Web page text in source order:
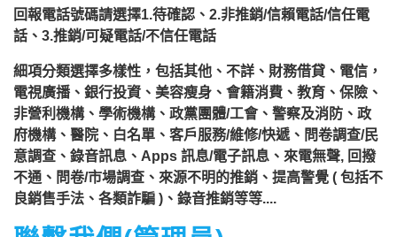
手法、各類詐騙 )
回報電話號碼請選擇1.待確認、2.非推銷/信賴電話/信任電
話、3.推銷/可疑電話/不信任電話
細項分類選擇多樣性，包括其他、不詳、財務借貸、電信，
電視廣播、銀行投資、美容瘦身、會籍消費、教育、保險、
非營利機構、學術機構、政黨團體/工會、警察及消防、政
府機構、醫院、白名單、客戶服務/維修/快遞、問卷調查/民
意調查、錄音訊息、Apps 訊息/電子訊息、來電無聲, 回撥
不通、問卷/市場調查、來源不明的推銷、提高警覺 ( 包括不
良銷售手法、各類詐騙 )、錄音推銷等等....